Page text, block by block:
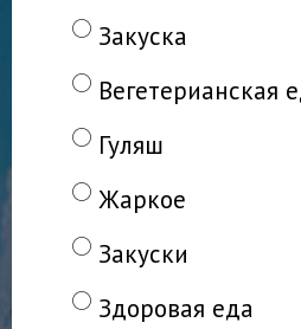
Закуска
Вегетерианская
Гуляш
Жаркое
Закуски
Здоровая еда